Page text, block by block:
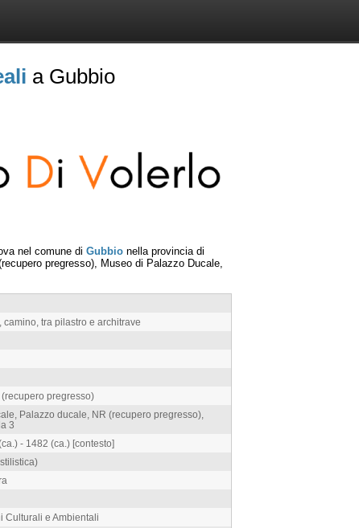
a Gubbio
nel comune di Gubbio nella provincia di
pregresso), Museo di Palazzo Ducale,
tra pilastro e architrave
pregresso)
Palazzo ducale, NR (recupero pregresso),
3
- 1482 (ca.) [contesto]
Culturali e Ambientali